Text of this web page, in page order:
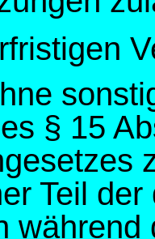
§ 15
Teil